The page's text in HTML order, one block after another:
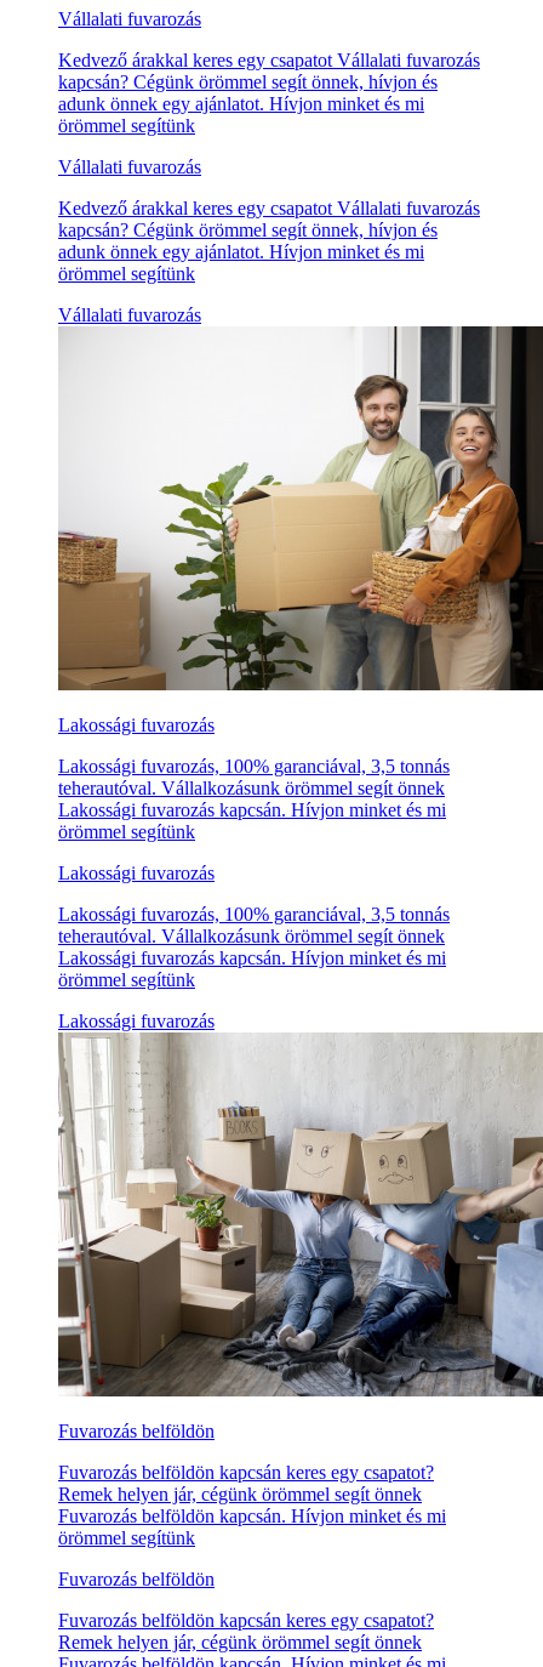
Vállalati fuvarozás
Kedvező árakkal keres egy csapatot Vállalati fuvarozás
kapcsán? Cégünk örömmel segít önnek, hívjon és
adunk önnek egy ajánlatot. Hívjon minket és mi
örömmel segítünk
Vállalati fuvarozás
Kedvező árakkal keres egy csapatot Vállalati fuvarozás
kapcsán? Cégünk örömmel segít önnek, hívjon és
adunk önnek egy ajánlatot. Hívjon minket és mi
örömmel segítünk
Vállalati fuvarozás
Lakossági fuvarozás
Lakossági fuvarozás, 100% garanciával, 3,5 tonnás
teherautóval. Vállalkozásunk örömmel segít önnek
Lakossági fuvarozás kapcsán. Hívjon minket és mi
örömmel segítünk
Lakossági fuvarozás
Lakossági fuvarozás, 100% garanciával, 3,5 tonnás
teherautóval. Vállalkozásunk örömmel segít önnek
Lakossági fuvarozás kapcsán. Hívjon minket és mi
örömmel segítünk
Lakossági fuvarozás
Fuvarozás belföldön
Fuvarozás belföldön kapcsán keres egy csapatot?
Remek helyen jár, cégünk örömmel segít önnek
Fuvarozás belföldön kapcsán. Hívjon minket és mi
örömmel segítünk
Fuvarozás belföldön
Fuvarozás belföldön kapcsán keres egy csapatot?
Remek helyen jár, cégünk örömmel segít önnek